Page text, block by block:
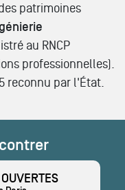
patrimoines
au RNCP
professionnelles).
reconnu par l'État.